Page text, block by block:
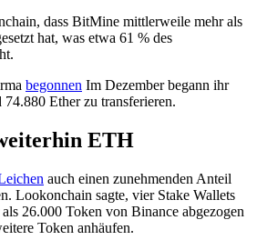
dass BitMine mittlerweile mehr als
hat, was etwa 61 % des
begonnen Im Dezember begann ihr
Ether zu transferieren.
ETH
auch einen zunehmenden Anteil
Lookonchain sagte, vier Stake Wallets
26.000 Token von Binance abgezogen
Token anhäufen.